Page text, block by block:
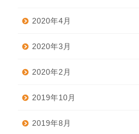
2020年4月
2020年3月
2020年2月
2019年10月
2019年8月